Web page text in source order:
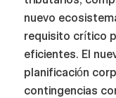
nuevo
requisito crítico
eficientes. El
planificación
contingencias